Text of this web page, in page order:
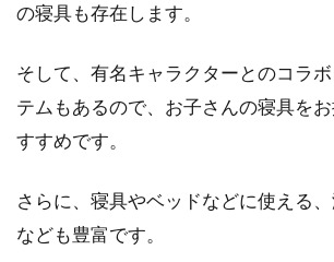
の寝具も存在します。
そして、有名キャラクターとのコラ
テムもあるので、お子さんの寝具を
すすめです。
さらに、寝具やベッドなどに使える
なども豊富です。